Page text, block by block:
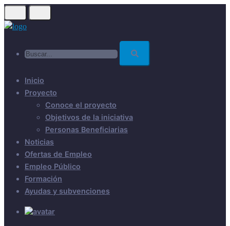
Skip
to
Inicio
Proyecto
Conoce el proyecto
Objetivos de la iniciativa
Personas Beneficiarias
Noticias
Ofertas de Empleo
Empleo Público
Formación
Ayudas y subvenciones